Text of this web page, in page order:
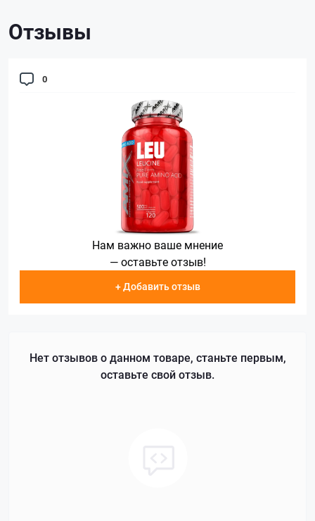
Отзывы
0
Нам важно ваше мнение
— оставьте отзыв!
+ Добавить отзыв
Нет отзывов о данном товаре, станьте первым,
оставьте свой отзыв.